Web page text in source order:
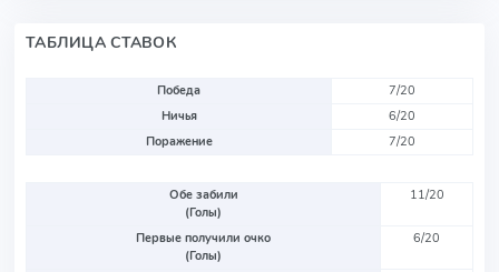
ТАБЛИЦА СТАВОК
Победа
7/20
Ничья
6/20
Поражение
7/20
Обе забили
(Голы)
11/20
Первые получили очко
(Голы)
6/20